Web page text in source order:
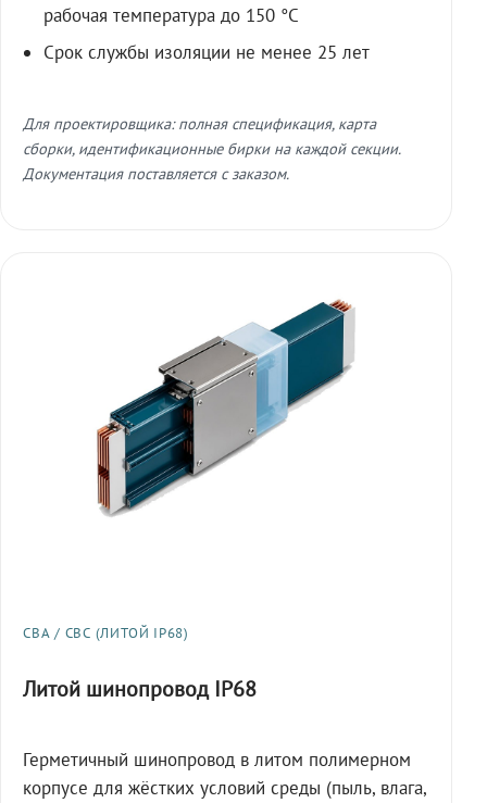
рабочая температура до 150 °C
Срок службы изоляции не менее 25 лет
Для проектировщика: полная спецификация, карта
сборки, идентификационные бирки на каждой секции.
Документация поставляется с заказом.
СВА / СВС (ЛИТОЙ IP68)
Литой шинопровод IP68
Герметичный шинопровод в литом полимерном
корпусе для жёстких условий среды (пыль, влага,